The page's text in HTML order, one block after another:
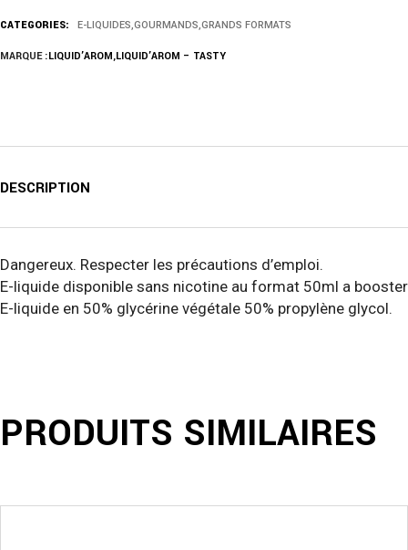
CATEGORIES: E-LIQUIDES GOURMANDS GRANDS FORMATS
MARQUE :LIQUID’AROM,LIQUID’AROM – TASTY
DESCRIPTION
Dangereux. Respecter les précautions d’emploi.
E-liquide disponible sans nicotine au format 50ml a booster
E-liquide en 50% glycérine végétale 50% propylène glycol.
PRODUITS SIMILAIRES